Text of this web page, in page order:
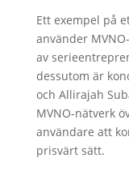
Ett exempel på
använder
av
dessutom är
och Allirajah
MVNO-nätverk
användare att
prisvärt sätt.